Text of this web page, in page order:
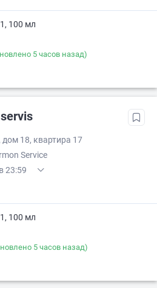
100 мл
5 часов назад)
дом 18, квартира 17
Service
23:59
100 мл
5 часов назад)